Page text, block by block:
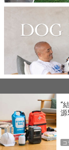
“
源
コ